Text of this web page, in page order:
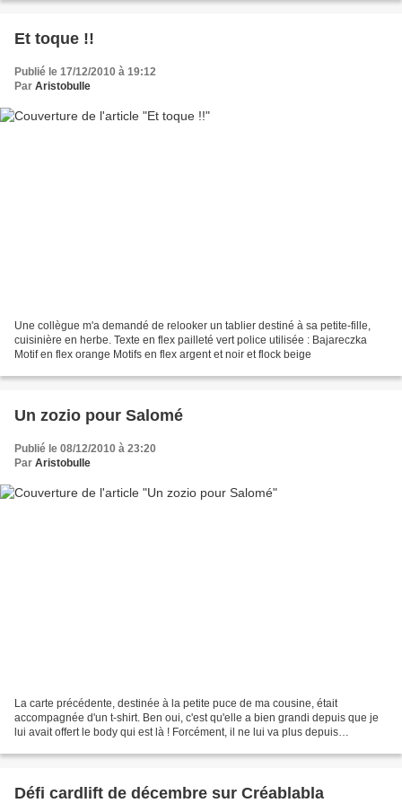
Et toque !!
Publié le 17/12/2010 à 19:12
Par Aristobulle
Une collègue m'a demandé de relooker un tablier destiné à sa petite-fille,
cuisinière en herbe. Texte en flex pailleté vert police utilisée : Bajareczka
Motif en flex orange Motifs en flex argent et noir et flock beige
Un zozio pour Salomé
Publié le 08/12/2010 à 23:20
Par Aristobulle
La carte précédente, destinée à la petite puce de ma cousine, était
accompagnée d'un t-shirt. Ben oui, c'est qu'elle a bien grandi depuis que je
lui avait offert le body qui est là ! Forcément, il ne lui va plus depuis
Défi cardlift de décembre sur Créablabla